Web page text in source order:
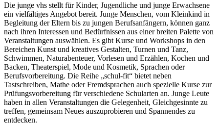
Die junge vhs stellt für Kinder, Jugendliche und junge Erwachsene
ein vielfältiges Angebot bereit. Junge Menschen, vom Kleinkind in
Begleitung der Eltern bis zu jungen Berufsanfängern, können ganz
nach ihren Interessen und Bedürfnissen aus einer breiten Palette von
Veranstaltungen auswählen. Es gibt Kurse und Workshops in den
Bereichen Kunst und kreatives Gestalten, Turnen und Tanz,
Schwimmen, Naturabenteuer, Vorlesen und Erzählen, Kochen und
Backen, Theaterspiel, Mode und Kosmetik, Sprachen oder
Berufsvorbereitung. Die Reihe „schul-fit“ bietet neben
Tastschreiben, Mathe oder Fremdsprachen auch spezielle Kurse zur
Prüfungsvorbereitung für verschiedene Schularten an. Junge Leute
haben in allen Veranstaltungen die Gelegenheit, Gleichgesinnte zu
treffen, gemeinsam Neues auszuprobieren und Spannendes zu
entdecken.